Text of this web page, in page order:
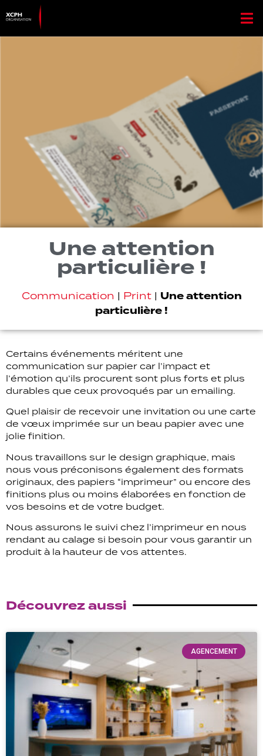
Une attention
particulière !
Communication | Print| Une attention
particulière !
Certains événements méritent une
communication sur papier car l’impact et
l’émotion qu’ils procurent sont plus forts et plus
durables que ceux provoqués par un emailing.
Quel plaisir de recevoir une invitation ou une carte
de vœux imprimée sur un beau papier avec une
jolie finition.
Nous travaillons sur le design graphique, mais
nous vous préconisons également des formats
originaux, des papiers “imprimeur” ou encore des
finitions plus ou moins élaborées en fonction de
vos besoins et de votre budget.
Nous assurons le suivi chez l’imprimeur en nous
rendant au calage si besoin pour vous garantir un
produit à la hauteur de vos attentes.
Découvrez aussi
AGENCEMENT